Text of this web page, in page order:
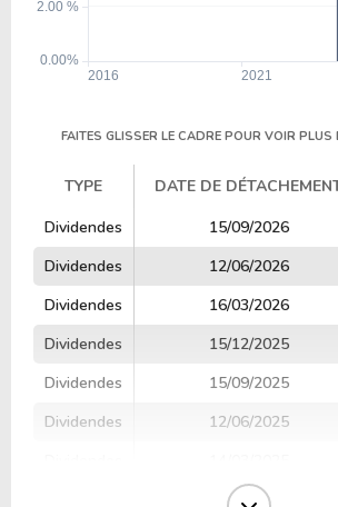
FAITES GLISSER LE CADRE POUR VOIR PLUS
TYPE DATE DE
TYPE
DATE DE DÉTACHEMENT
Dividendes 15/09/2026
Dividendes
12/06/2026
Dividendes
16/03/2026
Dividendes
15/12/2025
Dividendes
15/09/2025
Dividendes
12/06/2025
16/12/2024